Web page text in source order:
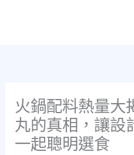
火鍋配料熱量大
丸的真相，讓設
一起聰明選食